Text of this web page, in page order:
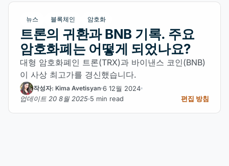
뉴스 블록체인 암호화
트론의 귀환과 BNB 기록. 주요
암호화폐는 어떻게 되었나요?
대형 암호화폐인 트론(TRX)과 바이낸스 코인(BNB)
이 사상 최고가를 경신했습니다.
작성자: Kima Avetisyan 6 12월 2024
업데이트 20 8월 2025 5 min read 편집 방침